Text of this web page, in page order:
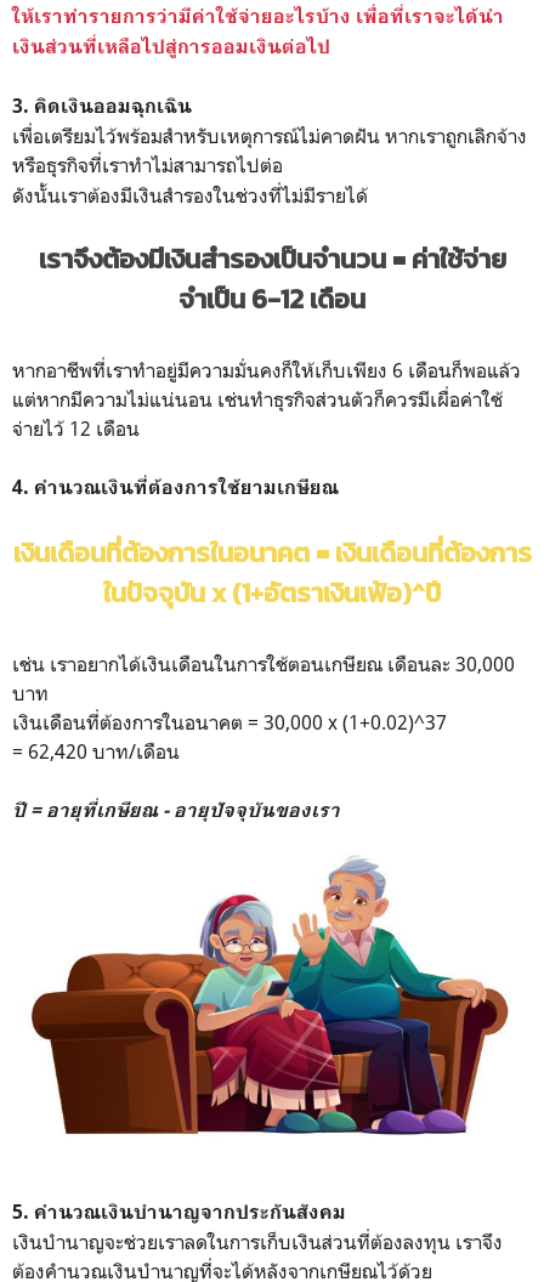
ให้เราทำรายการว่ามีค่าใช้จ่ายอะไรบ้าง เพื่อที่เราจะได้นำ
เงินส่วนที่เหลือไปสู่การออมเงินต่อไป
3. คิดเงินออมฉุกเฉิน
เพื่อเตรียมไว้พร้อมสำหรับเหตุการณ์ไม่คาดฝัน หากเราถูกเลิกจ้าง
หรือธุรกิจที่เราทำไม่สามารถไปต่อ
ดังนั้นเราต้องมีเงินสำรองในช่วงที่ไม่มีรายได้
เราจึงต้องมีเงินสำรองเป็นจำนวน = ค่าใช้จ่าย
จำเป็น 6-12 เดือน
หากอาชีพที่เราทำอยู่มีความมั่นคงก็ให้เก็บเพียง 6 เดือนก็พอแล้ว
แต่หากมีความไม่แน่นอน เช่นทำธุรกิจส่วนตัวก็ควรมีเผื่อค่าใช้
จ่ายไว้ 12 เดือน
4. คำนวณเงินที่ต้องการใช้ยามเกษียณ
เงินเดือนที่ต้องการในอนาคต = เงินเดือนที่ต้องการ
ในปัจจุบัน x (1+อัตราเงินเฟ้อ)^ปี
เช่น เราอยากได้เงินเดือนในการใช้ตอนเกษียณ เดือนละ 30,000
บาท
เงินเดือนที่ต้องการในอนาคต = 30,000 x (1+0.02)^37
= 62,420 บาท/เดือน
ปี = อายุที่เกษียณ - อายุปัจจุบันของเรา
5. คำนวณเงินบำนาญจากประกันสังคม
เงินบำนาญจะช่วยเราลดในการเก็บเงินส่วนที่ต้องลงทุน เราจึง
ต้องคำนวณเงินบำนาญที่จะได้หลังจากเกษียณไว้ด้วย